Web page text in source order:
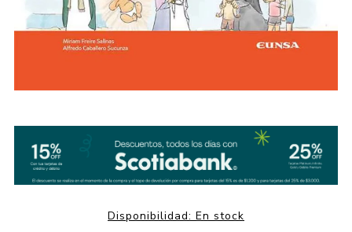
Disponibilidad: En stock